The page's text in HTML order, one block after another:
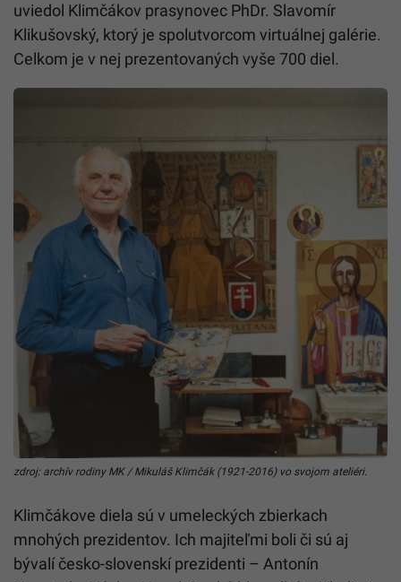
uviedol Klimčákov prasynovec PhDr. Slavomír
Klikušovský, ktorý je spolutvorcom virtuálnej galérie.
Celkom je v nej prezentovaných vyše 700 diel.
zdroj: archív rodiny MK / Mikuláš Klimčák (1921-2016) vo svojom ateliéri.
Klimčákove diela sú v umeleckých zbierkach
mnohých prezidentov. Ich majiteľmi boli či sú aj
bývalí česko-slovenskí prezidenti – Antonín